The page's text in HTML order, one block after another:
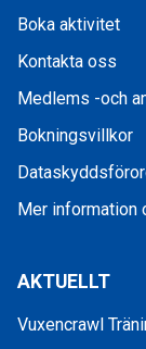
Boka aktivitet
Kontakta oss
Medlems -och
Bokningsvillkor
Mer information
AKTUELLT
Vuxencrawl